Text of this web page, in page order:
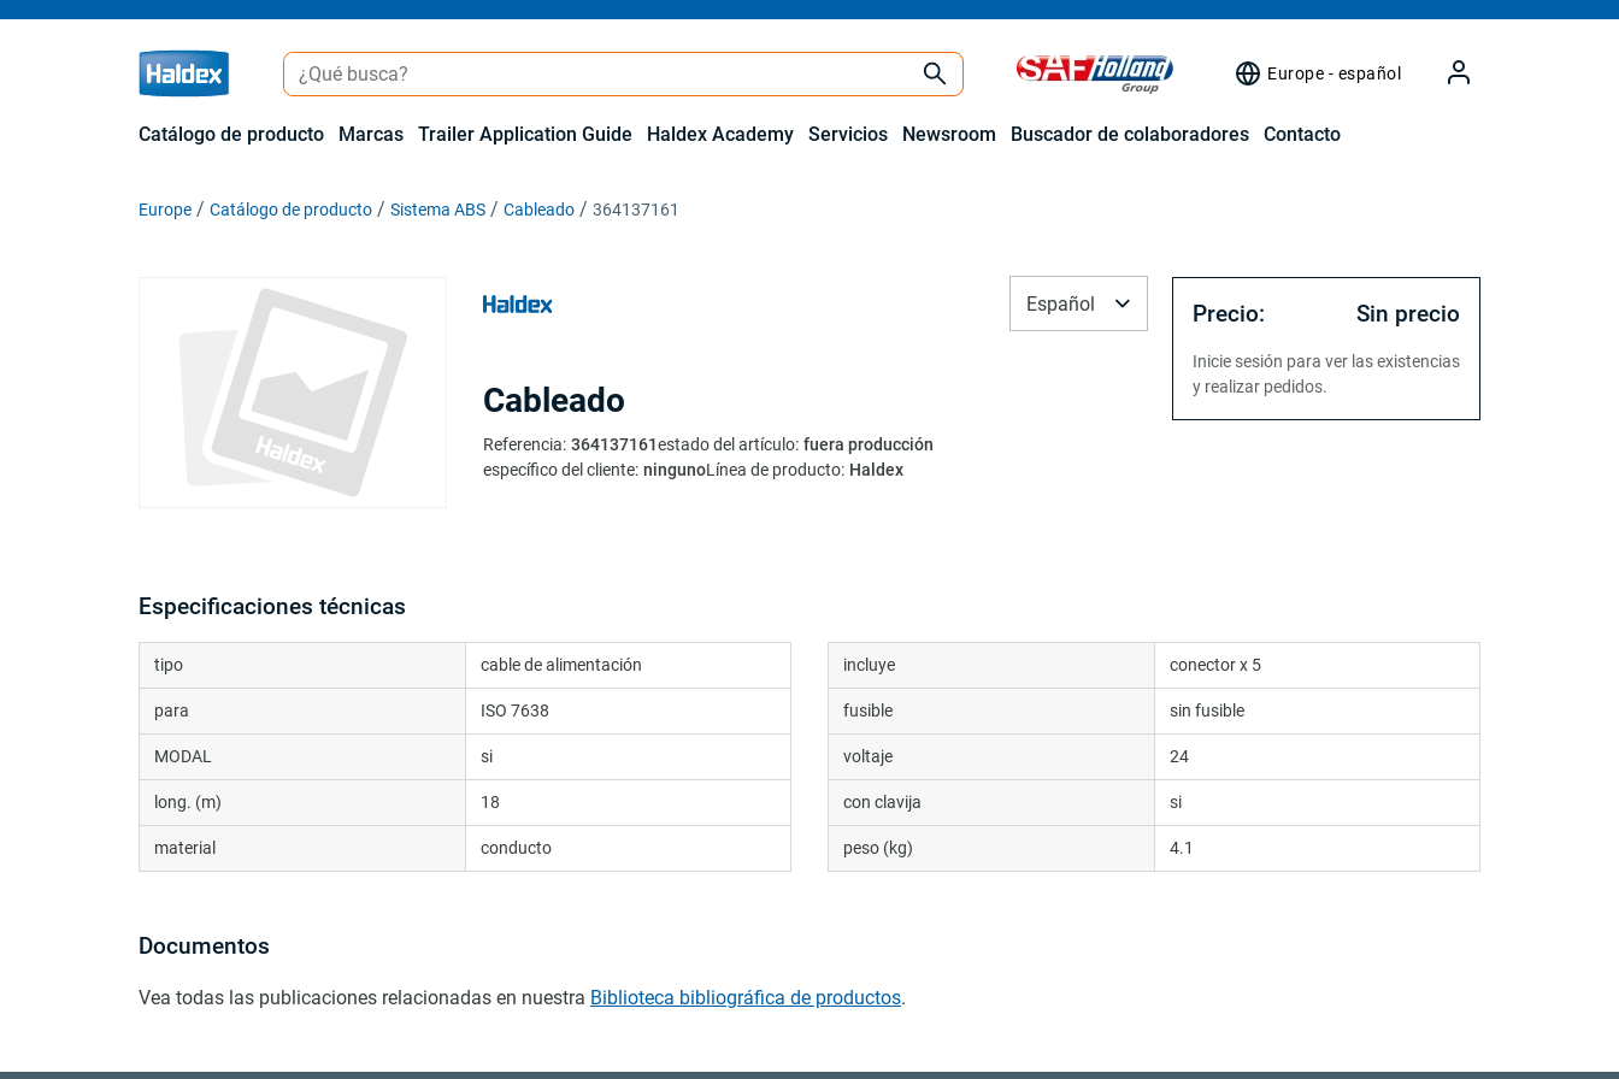
Europe - español
Catálogo de producto Marcas Trailer Application Guide Haldex Academy Servicios Newsroom Buscador de colaboradores Contacto
Europe Catálogo de producto Sistema ABS Cableado 364137161
Cableado
Referencia: 364137161estado del artículo: fuera producción
específico del cliente: ningunoLínea de producto: Haldex
Español Precio: Sin precio
Inicie sesión para ver las existencias
y realizar pedidos.
Especificaciones técnicas
tipo cable de alimentación
para ISO 7638
MODAL si
long. (m) 18
material conducto
incluye conector x 5
fusible sin fusible
voltaje 24
con clavija si
peso (kg) 4.1
Documentos
Vea todas las publicaciones relacionadas en nuestra Biblioteca bibliográfica de productos.